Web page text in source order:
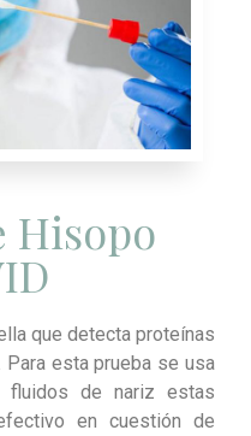
Hisopo
que detecta proteínas
esta prueba se usa
de nariz estas
en cuestión de